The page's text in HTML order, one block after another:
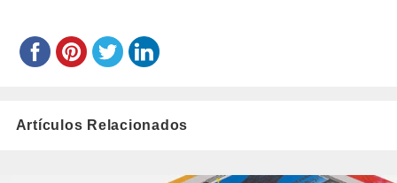
Artículos Relacionados